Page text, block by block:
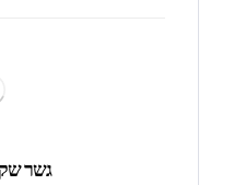
גשר